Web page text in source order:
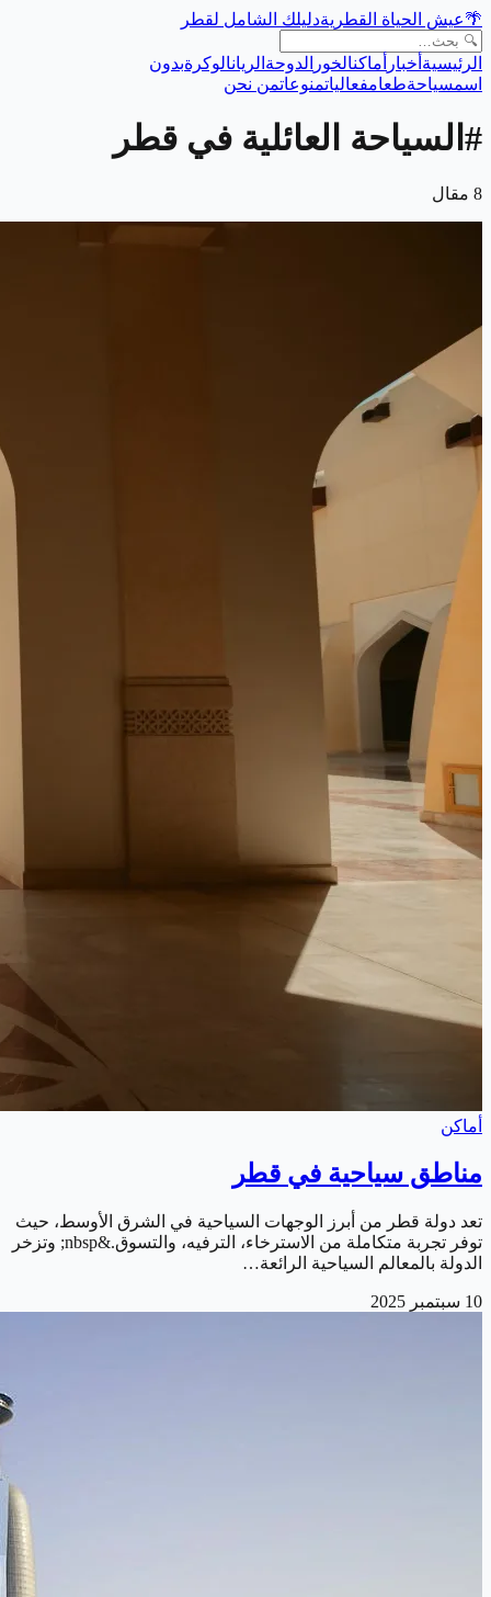
🌴عيش الحياة القطريةدليلك الشامل لقطر
الرئيسية أخبار أماكنالخور الدوحة الريانالوكرةبدون
اسمسياحةطعامفعالياتمنوعاتمن نحن
# السياحة العائلية في قطر
8 مقال
أماكن
مناطق سياحية في قطر
تعد دولة قطر من أبرز الوجهات السياحية في الشرق الأوسط، حيث
توفر تجربة متكاملة من الاسترخاء، الترفيه، والتسوق.&nbsp; وتزخر
الدولة بالمعالم السياحية الرائعة…
10 سبتمبر 2025